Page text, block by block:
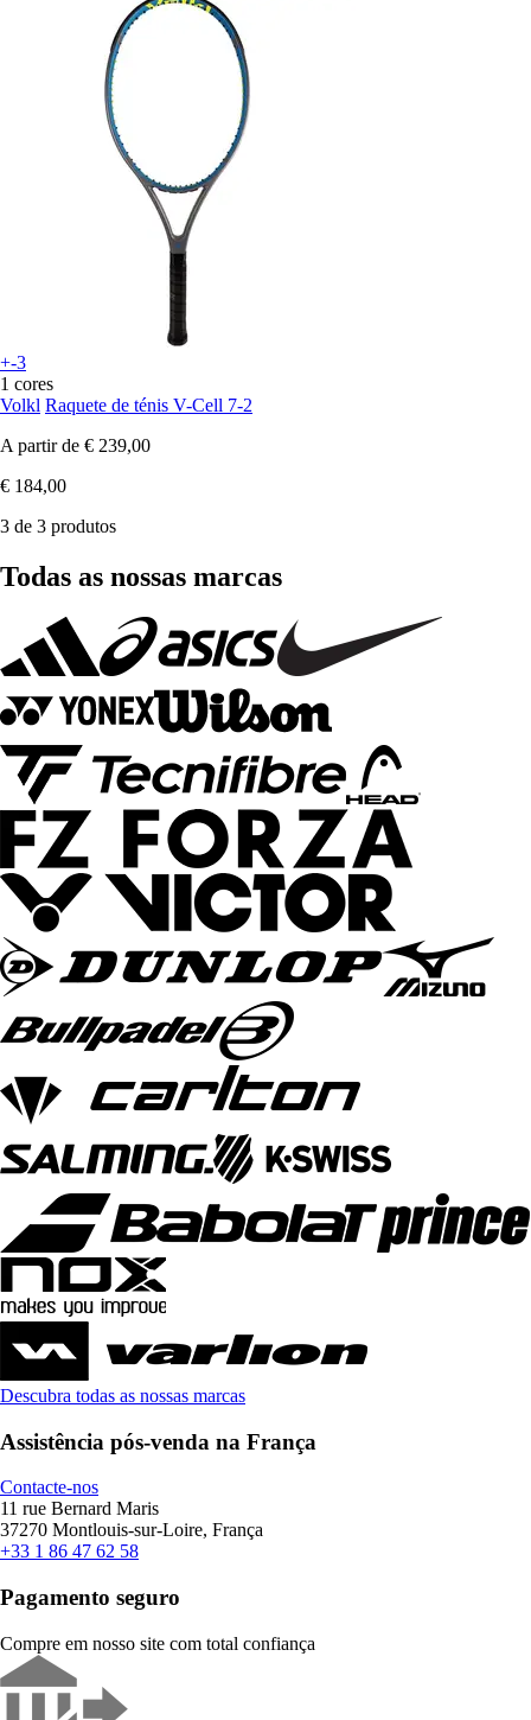
+-3
1 cores
Volkl Raquete de ténis V-Cell 7-2
A partir de € 239,00
€ 184,00
3 de 3 produtos
Todas as nossas marcas
Descubra todas as nossas marcas
Assistência pós-venda na França
Contacte-nos
11 rue Bernard Maris
37270 Montlouis-sur-Loire, França
+33 1 86 47 62 58
Pagamento seguro
Compre em nosso site com total confiança